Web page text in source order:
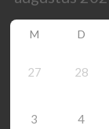
M D
27 28
3 4